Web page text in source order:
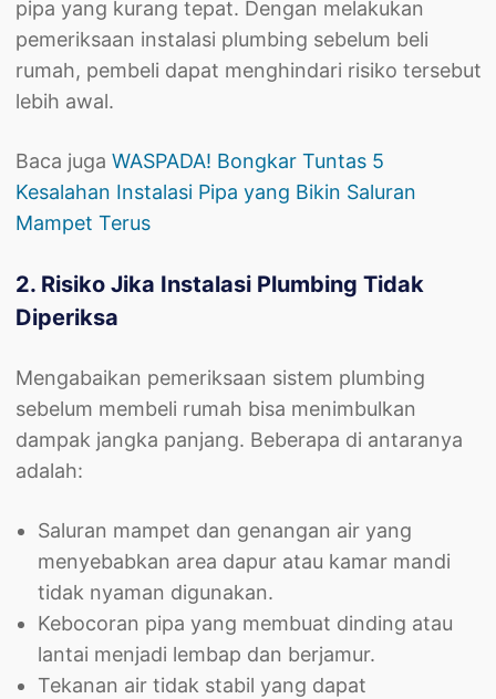
pipa yang kurang tepat. Dengan melakukan
pemeriksaan instalasi plumbing sebelum beli
rumah, pembeli dapat menghindari risiko tersebut
lebih awal.
Baca juga WASPADA! Bongkar Tuntas 5
Kesalahan Instalasi Pipa yang Bikin Saluran
Mampet Terus
2. Risiko Jika Instalasi Plumbing Tidak
Diperiksa
Mengabaikan pemeriksaan sistem plumbing
sebelum membeli rumah bisa menimbulkan
dampak jangka panjang. Beberapa di antaranya
adalah:
Saluran mampet dan genangan air yang
menyebabkan area dapur atau kamar mandi
tidak nyaman digunakan.
Kebocoran pipa yang membuat dinding atau
lantai menjadi lembap dan berjamur.
Tekanan air tidak stabil yang dapat